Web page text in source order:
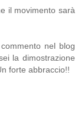
il movimento sarà
nel blog
la dimostrazione
forte abbraccio!!